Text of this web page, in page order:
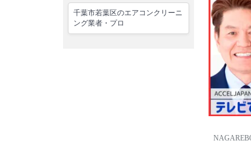
千葉市若葉区のエアコンクリーニ
ング業者・プロ